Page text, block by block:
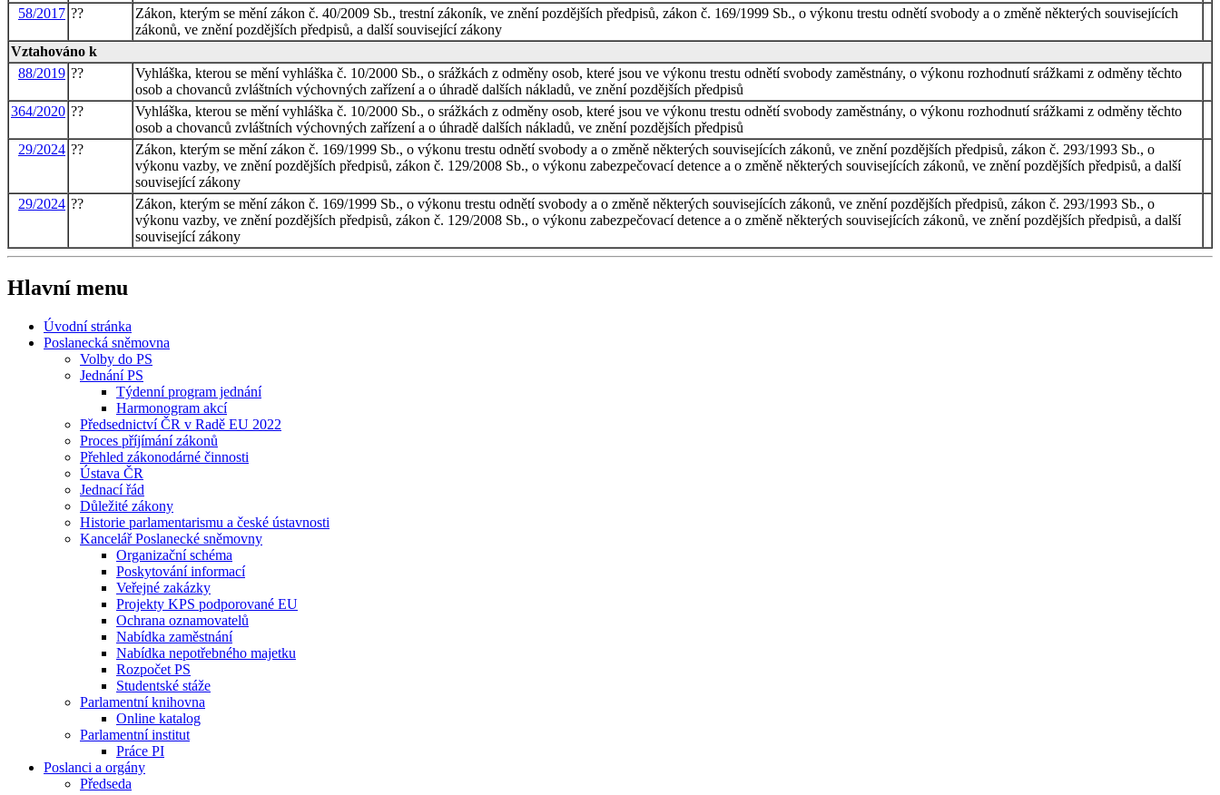
58/2017 ??
Zákon, kterým se mění zákon č. 40/2009 Sb., trestní zákoník, ve znění pozdějších předpisů, zákon č. 169/1999 Sb., o výkonu trestu odnětí svobody a o změně některých souvisejících
zákonů, ve znění pozdějších předpisů, a další související zákony
Vztahováno k
88/2019 ??
Vyhláška, kterou se mění vyhláška č. 10/2000 Sb., o srážkách z odměny osob, které jsou ve výkonu trestu odnětí svobody zaměstnány, o výkonu rozhodnutí srážkami z odměny těchto
osob a chovanců zvláštních výchovných zařízení a o úhradě dalších nákladů, ve znění pozdějších předpisů
364/2020 ??
Vyhláška, kterou se mění vyhláška č. 10/2000 Sb., o srážkách z odměny osob, které jsou ve výkonu trestu odnětí svobody zaměstnány, o výkonu rozhodnutí srážkami z odměny těchto
osob a chovanců zvláštních výchovných zařízení a o úhradě dalších nákladů, ve znění pozdějších předpisů
29/2024 ??
Zákon, kterým se mění zákon č. 169/1999 Sb., o výkonu trestu odnětí svobody a o změně některých souvisejících zákonů, ve znění pozdějších předpisů, zákon č. 293/1993 Sb., o
výkonu vazby, ve znění pozdějších předpisů, zákon č. 129/2008 Sb., o výkonu zabezpečovací detence a o změně některých souvisejících zákonů, ve znění pozdějších předpisů, a další
související zákony
29/2024 ??
Zákon, kterým se mění zákon č. 169/1999 Sb., o výkonu trestu odnětí svobody a o změně některých souvisejících zákonů, ve znění pozdějších předpisů, zákon č. 293/1993 Sb., o
výkonu vazby, ve znění pozdějších předpisů, zákon č. 129/2008 Sb., o výkonu zabezpečovací detence a o změně některých souvisejících zákonů, ve znění pozdějších předpisů, a další
související zákony
Hlavní menu
Úvodní stránka
Poslanecká sněmovna
Volby do PS
Jednání PS
Týdenní program jednání
Harmonogram akcí
Předsednictví ČR v Radě EU 2022
Proces příjímání zákonů
Přehled zákonodárné činnosti
Ústava ČR
Jednací řád
Důležité zákony
Historie parlamentarismu a české ústavnosti
Kancelář Poslanecké sněmovny
Organizační schéma
Poskytování informací
Veřejné zakázky
Projekty KPS podporované EU
Ochrana oznamovatelů
Nabídka zaměstnání
Nabídka nepotřebného majetku
Rozpočet PS
Studentské stáže
Parlamentní knihovna
Online katalog
Parlamentní institut
Práce PI
Poslanci a orgány
Předseda